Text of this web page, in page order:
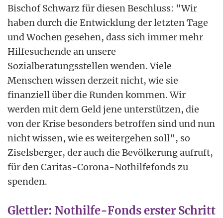
Bischof Schwarz für diesen Beschluss: "Wir
haben durch die Entwicklung der letzten Tage
und Wochen gesehen, dass sich immer mehr
Hilfesuchende an unsere
Sozialberatungsstellen wenden. Viele
Menschen wissen derzeit nicht, wie sie
finanziell über die Runden kommen. Wir
werden mit dem Geld jene unterstützen, die
von der Krise besonders betroffen sind und nun
nicht wissen, wie es weitergehen soll", so
Ziselsberger, der auch die Bevölkerung aufruft,
für den Caritas-Corona-Nothilfefonds zu
spenden.
Glettler: Nothilfe-Fonds erster Schritt